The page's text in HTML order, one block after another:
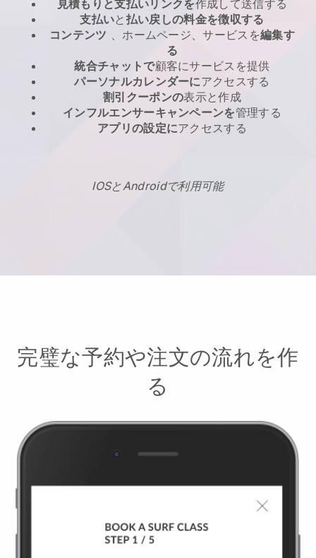
見積もりと支払いリンクを作成して送信する
支払いと 払い戻しの料金を徴収する
コンテンツ 、ホームページ、サービスを編集す
る
統合チャットで顧客にサービスを提供
パーソナルカレンダーにアクセスする
割引クーポンの表示と作成
インフルエンサーキャンペーンを管理する
アプリの設定にアクセスする
IOSとAndroidで利用可能
完璧な予約や注文の流れを作
る